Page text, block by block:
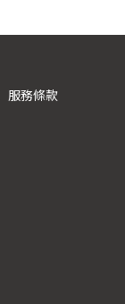
服務條款